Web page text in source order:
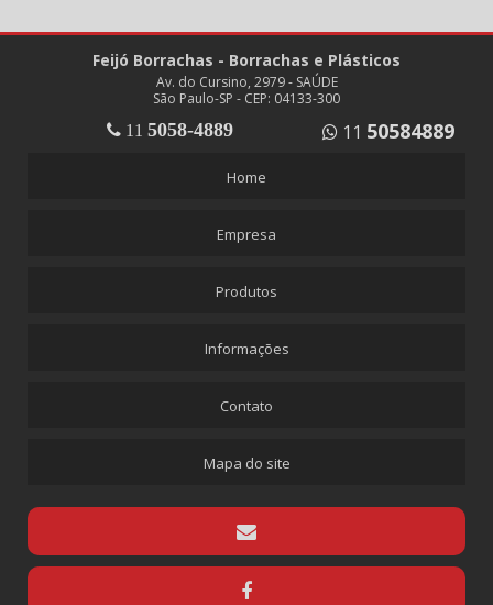
BRASCOVED
ESPIGÃO FÊMEA ROSCA 1/4 MANGUEIRA 3/8
ESPIGÃO GIRATÓRIO
ESPIGÃO MACHO ROSCA 1 MANGUEIRA 1
Feijó Borrachas - Borrachas e Plásticos
Av. do Cursino, 2979 - SAÚDE
São Paulo-SP - CEP: 04133-300
11 5058-4889 11 50584889
Home
Empresa
Produtos
Informações
Contato
Mapa do site